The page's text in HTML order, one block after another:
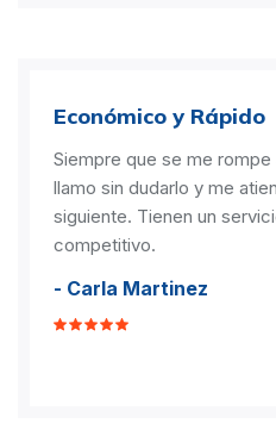
Económico y Rápido
Siempre que se me
llamo sin dudarlo y me
siguiente. Tienen un
competitivo.
- Carla Martinez